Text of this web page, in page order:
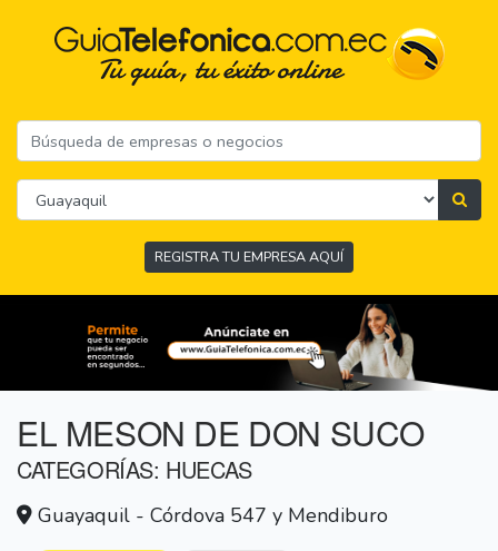
REGISTRA TU EMPRESA AQUÍ
EL MESON DE DON SUCO
CATEGORÍAS: HUECAS
Guayaquil - Córdova 547 y Mendiburo